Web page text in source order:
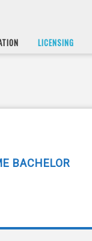
LICENSING
BACHELOR